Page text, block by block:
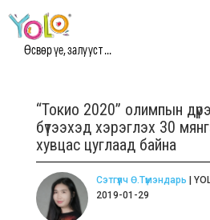
Өсвөр үе, залууст ...
“Токио 2020” олимпын
бүтээхэд хэрэглэх 30
хувцас цуглаад байна
Сэтгүүлч Ө.Түмэндарь |
2019-01-29